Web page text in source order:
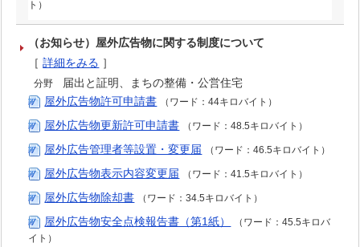
ト）
（お知らせ）屋外広告物に関する制度について
［詳細をみる ］
分野
届出と証明、まちの整備・公営住宅
屋外広告物許可申請書
（ワード：44キロバイト）
屋外広告物更新許可申請書 （ワード：48.5キロバイト）
屋外広告管理者等設置・変更届 （ワード：46.5キロバイト）
屋外広告物表示内容変更届 （ワード：41.5キロバイト）
屋外広告物除却書 （ワード：34.5キロバイト）
屋外広告物安全点検報告書（第1紙）
（ワード：45.5キロバ
イト）